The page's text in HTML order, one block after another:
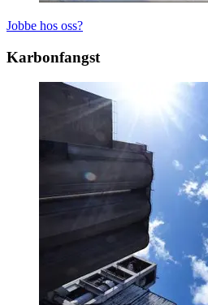
Jobbe hos oss?
Karbonfangst